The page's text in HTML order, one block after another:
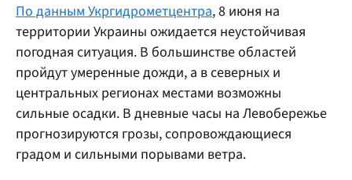
По данным Укргидрометцентра, 8 июня на
территории Украины ожидается неустойчивая
погодная ситуация. В большинстве областей
пройдут умеренные дожди, а в северных и
центральных регионах местами возможны
сильные осадки. В дневные часы на Левобережье
прогнозируются грозы, сопровождающиеся
градом и сильными порывами ветра.